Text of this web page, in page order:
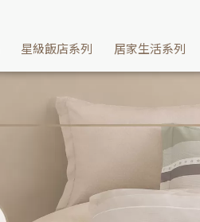
星級飯店系列 居家生活系列